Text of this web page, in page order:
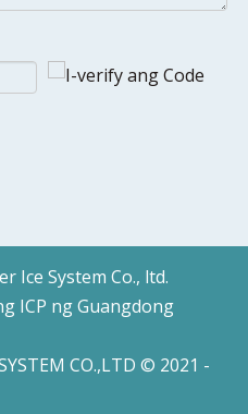
Ice System Co., ltd.
ICP ng Guangdong
CO.,LTD © 2021 -